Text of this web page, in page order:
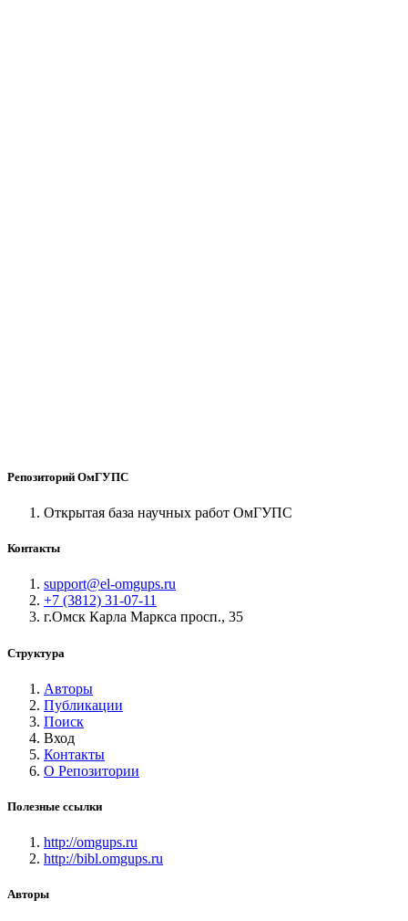
Репозиторий ОмГУПС
Открытая база научных работ ОмГУПС
Контакты
support@el-omgups.ru
+7 (3812) 31-07-11
г.Омск Карла Маркса просп., 35
Структура
Авторы
Публикации
Поиск
Вход
Контакты
О Репозитории
Полезные ссылки
http://omgups.ru
http://bibl.omgups.ru
Авторы